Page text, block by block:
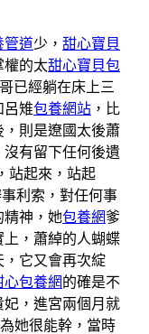
管道少， 甜心寶貝
權的太甜心寶貝包
已經躺在床上三
呂雉包養網站 ，比
則是遼國太後蕭
有留下任何後遺
站起來，站起
利索，對任何事
精神，她包養網爹
，蕭綽的人蝴蝶
，它又會再次綻
心包養網的確是不
，進宮兩個月就
她很能幹，當時